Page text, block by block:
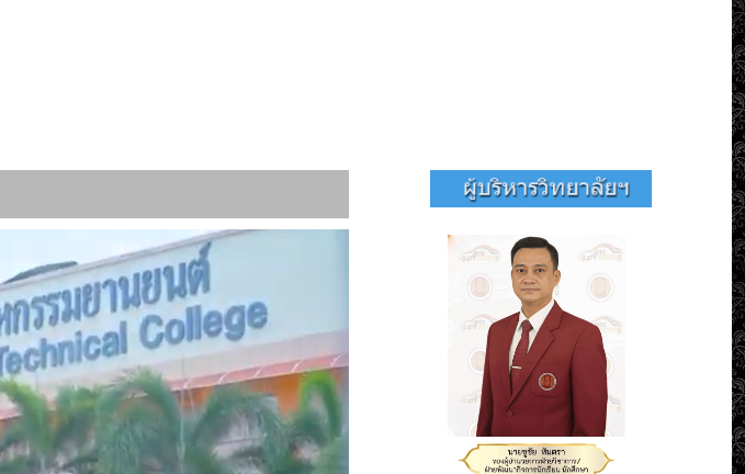
านและร่วมกิจกรรมสัมนาฝึกอาชีพในสถานประกอบการ